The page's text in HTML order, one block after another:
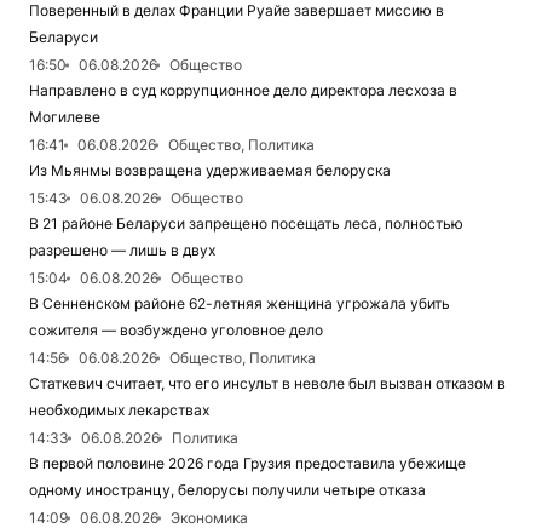
Поверенный в делах Франции Руайе завершает миссию в
Беларуси
16:50
06.08.2026
Общество
Направлено в суд коррупционное дело директора лесхоза в
Могилеве
16:41
06.08.2026
Общество, Политика
Из Мьянмы возвращена удерживаемая белоруска
15:43
06.08.2026
Общество
В 21 районе Беларуси запрещено посещать леса, полностью
разрешено — лишь в двух
15:04
06.08.2026
Общество
В Сенненском районе 62-летняя женщина угрожала убить
сожителя — возбуждено уголовное дело
14:56
06.08.2026
Общество, Политика
Статкевич считает, что его инсульт в неволе был вызван отказом в
необходимых лекарствах
14:33
06.08.2026
Политика
В первой половине 2026 года Грузия предоставила убежище
одному иностранцу, белорусы получили четыре отказа
14:09
06.08.2026
Экономика